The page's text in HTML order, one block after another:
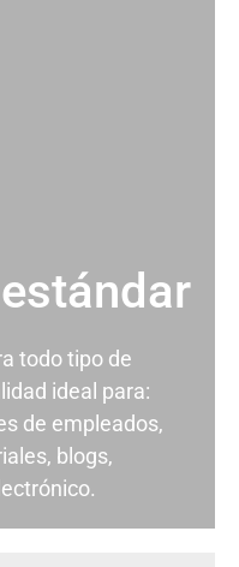
todo tipo de
ideal para:
de empleados,
blogs,